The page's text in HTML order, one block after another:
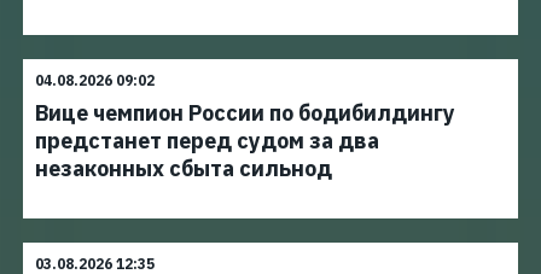
04.08.2026 09:02
Вице чемпион России по бодибилдингу
предстанет перед судом за два
незаконных сбыта сильнод
03.08.2026 12:35